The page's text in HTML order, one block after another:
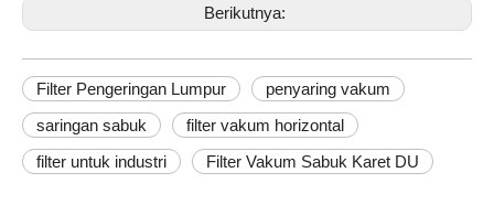
Berikutnya:
Filter Pengeringan Lumpur
penyaring vakum
saringan sabuk
filter vakum horizontal
filter untuk industri
Filter Vakum Sabuk Karet DU